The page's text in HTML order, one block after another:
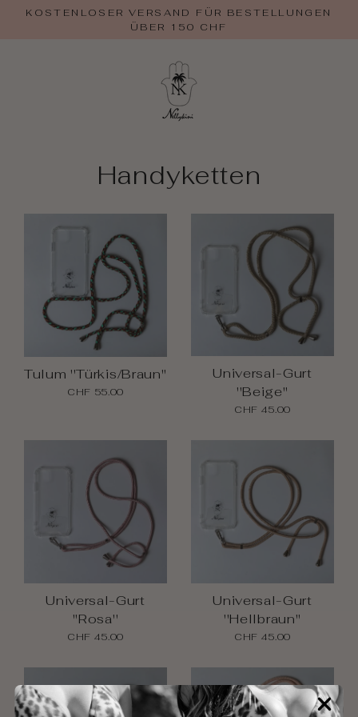
KOSTENLOSER VERSAND FÜR BESTELLUNGEN
ÜBER 150 CHF
Handyketten
Tulum ''Türkis/Braun''
CHF 55.00
Universal-Gurt
''Beige''
CHF 45.00
Universal-Gurt
''Rosa''
CHF 45.00
Universal-Gurt
''Hellbraun''
CHF 45.00